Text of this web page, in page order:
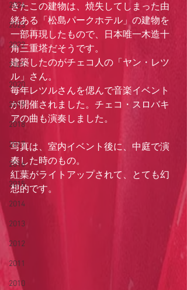
2024
2023
2022
2021
2020
2019
2018
2017
2016
2015
2014
2013
2012
2011
2010
きたこの建物は、焼失してしまった由
緒ある「松島パークホテル」の建物を
一部再現したもので、日本唯一木造十
角三重塔だそうです。
建築したのがチェコ人の「ヤン・レツ
ル」さん。
毎年レツルさんを偲んで音楽イベント
が開催されました。チェコ・スロバキ
アの曲も演奏しました。
写真は、室内イベント後に、中庭で演
奏した時のもの。
紅葉がライトアップされて、とても幻
想的です。